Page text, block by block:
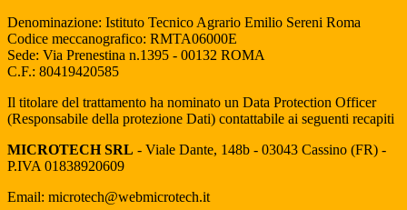
Denominazione: Istituto Tecnico Agrario Emilio Sereni Roma
Codice meccanografico: RMTA06000E
Sede: Via Prenestina n.1395 - 00132 ROMA
C.F.: 80419420585
Il titolare del trattamento ha nominato un Data Protection Officer
(Responsabile della protezione Dati) contattabile ai seguenti recapiti
MICROTECH SRL - Viale Dante, 148b - 03043 Cassino (FR) -
P.IVA 01838920609
Email: microtech@webmicrotech.it